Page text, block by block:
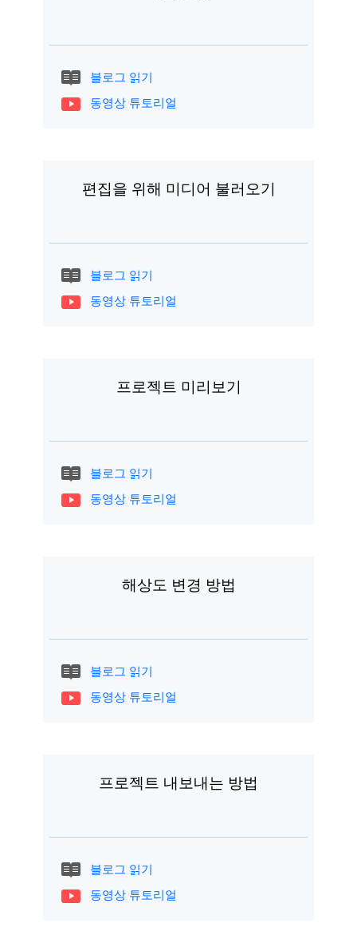
블로그 읽기
동영상 튜토리얼
편집을 위해 미디어 불러오기
블로그 읽기
동영상 튜토리얼
프로젝트 미리보기
블로그 읽기
동영상 튜토리얼
해상도 변경 방법
블로그 읽기
동영상 튜토리얼
프로젝트 내보내는 방법
블로그 읽기
동영상 튜토리얼